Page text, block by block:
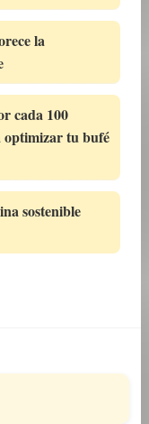
la
cada 100
optimizar tu bufé
sostenible